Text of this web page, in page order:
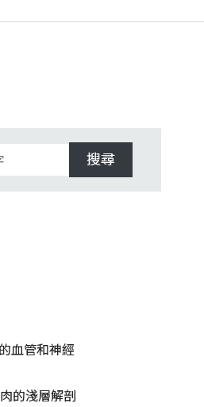
搜尋
血管和神經
的淺層解剖